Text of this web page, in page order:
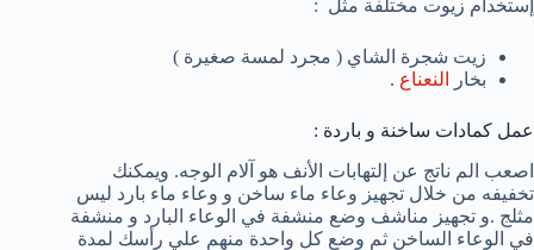
إستخدام زيوت مختلفة مثل :
زيت شجرة الشاي ( مجرد لمسة صغيرة )
بخار
النعناع .
عمل كمادات ساخنة و باردة :
اصعب الم ناتج عن إلتهابات الأنف هو آلام الوجه. ويمكنك
تخفيفه من خلال تجهيز وعاء ماء ساخن و وعاء ماء بارد ليس
مثلج .و تجهيز مناشف وضع منشفة في الوعاء البارد و منشفة
في الوعاء الساخن ثم وضع كل واحدة منهم علي رأسك لمدة